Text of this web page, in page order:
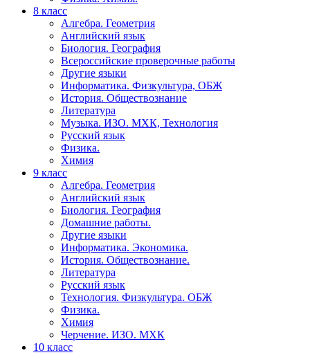
8 класс
Алгебра. Геометрия
Английский язык
Биология. География
Всероссийские проверочные работы
Другие языки
Информатика. Физкультура, ОБЖ
История. Обществознание
Литература
Музыка. ИЗО. МХК, Технология
Русский язык
Физика.
Химия
9 класс
Алгебра. Геометрия
Английский язык
Биология. География
Домашние работы.
Другие языки
Информатика. Экономика.
История. Обществознание.
Литература
Русский язык
Технология. Физкультура. ОБЖ
Физика.
Химия
Черчение. ИЗО. МХК
10 класс